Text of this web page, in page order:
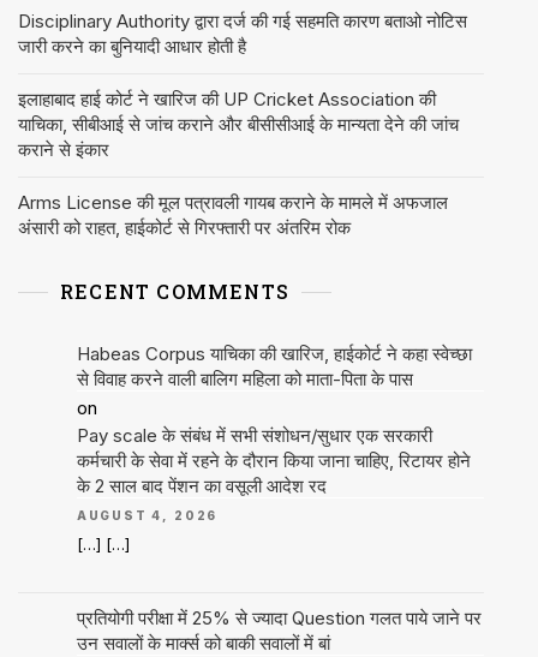
Disciplinary Authority द्वारा दर्ज की गई सहमति कारण बताओ नोटिस
जारी करने का बुनियादी आधार होती है
इलाहाबाद हाई कोर्ट ने खारिज की UP Cricket Association की
याचिका, सीबीआई से जांच कराने और बीसीसीआई के मान्यता देने की जांच
कराने से इंकार
Arms License की मूल पत्रावली गायब कराने के मामले में अफजाल
अंसारी को राहत, हाईकोर्ट से गिरफ्तारी पर अंतरिम रोक
RECENT COMMENTS
Habeas Corpus याचिका की खारिज, हाईकोर्ट ने कहा स्वेच्छा
से विवाह करने वाली बालिग महिला को माता-पिता के पास
on
Pay scale के संबंध में सभी संशोधन/सुधार एक सरकारी
कर्मचारी के सेवा में रहने के दौरान किया जाना चाहिए, रिटायर होने
के 2 साल बाद पेंशन का वसूली आदेश रद
AUGUST 4, 2026
[…] […]
प्रतियोगी परीक्षा में 25% से ज्यादा Question गलत पाये जाने पर
उन सवालों के मार्क्स को बाकी सवालों में बां